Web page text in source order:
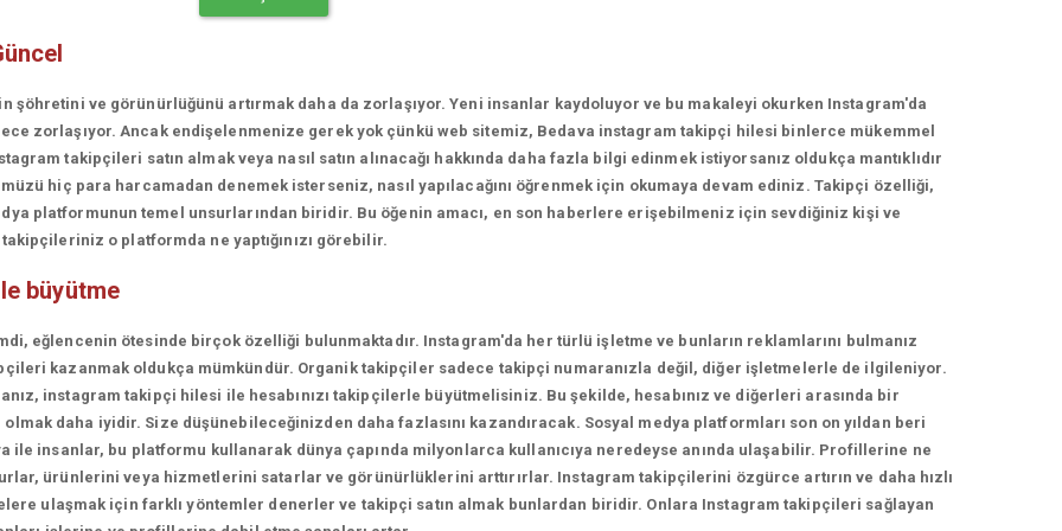
ve görünürlüğünü artırmak daha da zorlaşıyor. Yeni insanlar kaydoluyor ve bu makaleyi okurken Instagram'da
zorlaşıyor. Ancak endişelenmenize gerek yok çünkü web sitemiz, Bedava instagram takipçi hilesi binlerce mükemmel
takipçileri satın almak veya nasıl satın alınacağı hakkında daha fazla bilgi edinmek istiyorsanız oldukça mantıklıdır
hiç para harcamadan denemek isterseniz, nasıl yapılacağını öğrenmek için okumaya devam ediniz. Takipçi özelliği,
platformunun temel unsurlarından biridir. Bu öğenin amacı, en son haberlere erişebilmeniz için sevdiğiniz kişi ve
o platformda ne yaptığınızı görebilir.
büyütme
eğlencenin ötesinde birçok özelliği bulunmaktadır. Instagram'da her türlü işletme ve bunların reklamlarını bulmanız
kazanmak oldukça mümkündür. Organik takipçiler sadece takipçi numaranızla değil, diğer işletmelerle de ilgileniyor.
instagram takipçi hilesi ile hesabınızı takipçilerle büyütmelisiniz. Bu şekilde, hesabınız ve diğerleri arasında bir
daha iyidir. Size düşünebileceğinizden daha fazlasını kazandıracak. Sosyal medya platformları son on yıldan beri
ile insanlar, bu platformu kullanarak dünya çapında milyonlarca kullanıcıya neredeyse anında ulaşabilir. Profillerine ne
ürünlerini veya hizmetlerini satarlar ve görünürlüklerini arttırırlar. Instagram takipçilerini özgürce artırın ve daha hızlı
ulaşmak için farklı yöntemler denerler ve takipçi satın almak bunlardan biridir. Onlara Instagram takipçileri sağlayan